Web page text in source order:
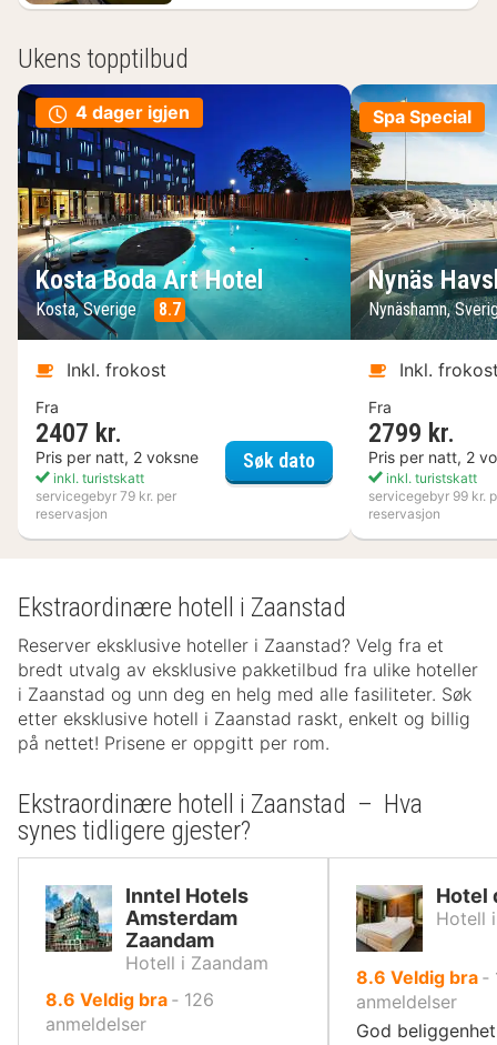
Ukens topptilbud
4 dager igjen
Kosta Boda Art Hotel
Kosta, Sverige 8.7
Inkl. frokost
Fra
2407 kr.
Pris per natt, 2 voksne
inkl. turistskatt
servicegebyr 79 kr. per
reservasjon
Søk datoKosta Boda Art Hotel
Spa Special
Nynäs
Nynäshamn,
Inkl.
Fra
2799 kr.
Pris per natt, 2
inkl. turistskatt
servicegebyr 99 kr.
reservasjon
Ekstraordinære hotell i Zaanstad
Reserver eksklusive hoteller i Zaanstad? Velg fra et
bredt utvalg av eksklusive pakketilbud fra ulike hoteller
i Zaanstad og unn deg en helg med alle fasiliteter. Søk
etter eksklusive hotell i Zaanstad raskt, enkelt og billig
på nettet! Prisene er oppgitt per rom.
Ekstraordinære hotell i Zaanstad – Hva
synes tidligere gjester?
Inntel Hotels
Amsterdam
Zaandam
Hotell i Zaandam
8.6 av
10,
Veldig bra ‐ 126
anmeldelser
Hotel
Hotell
8.6 av
10,
Veldig bra ‐
anmeldelser
God